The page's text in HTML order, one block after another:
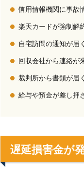
信用情報機関に事故
楽天カードが強制解
自宅訪問の通知が届
回収会社から連絡が
裁判所から書類が届く
給与や預金が差し押
遅延損害金が